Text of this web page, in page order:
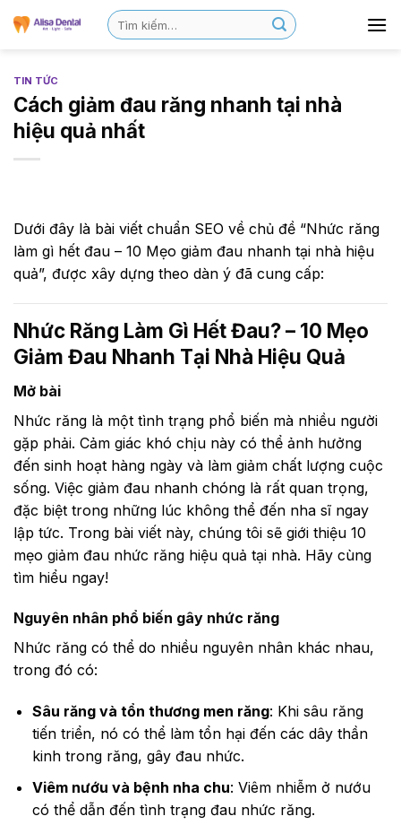
TIN TỨC
Cách giảm đau răng nhanh tại nhà
hiệu quả nhất
Dưới đây là bài viết chuẩn SEO về chủ đề “Nhức răng
làm gì hết đau – 10 Mẹo giảm đau nhanh tại nhà hiệu
quả”, được xây dựng theo dàn ý đã cung cấp:
Nhức Răng Làm Gì Hết Đau? – 10 Mẹo
Giảm Đau Nhanh Tại Nhà Hiệu Quả
Mở bài
Nhức răng là một tình trạng phổ biến mà nhiều người
gặp phải. Cảm giác khó chịu này có thể ảnh hưởng
đến sinh hoạt hàng ngày và làm giảm chất lượng cuộc
sống. Việc giảm đau nhanh chóng là rất quan trọng,
đặc biệt trong những lúc không thể đến nha sĩ ngay
lập tức. Trong bài viết này, chúng tôi sẽ giới thiệu 10
mẹo giảm đau nhức răng hiệu quả tại nhà. Hãy cùng
tìm hiểu ngay!
Nguyên nhân phổ biến gây nhức răng
Nhức răng có thể do nhiều nguyên nhân khác nhau,
trong đó có:
Sâu răng và tổn thương men răng: Khi sâu răng
tiến triển, nó có thể làm tổn hại đến các dây thần
kinh trong răng, gây đau nhức.
Viêm nướu và bệnh nha chu: Viêm nhiễm ở nướu
có thể dẫn đến tình trạng đau nhức răng.